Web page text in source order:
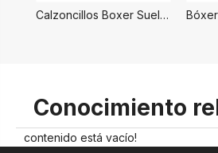
Calzoncillos Boxer Sueltos para Hombre
Conocimiento
contenido está vacío!